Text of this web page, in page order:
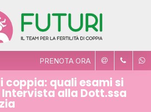
coppia: quali esami si
Intervista alla Dott.ssa
PRENOTA ORA